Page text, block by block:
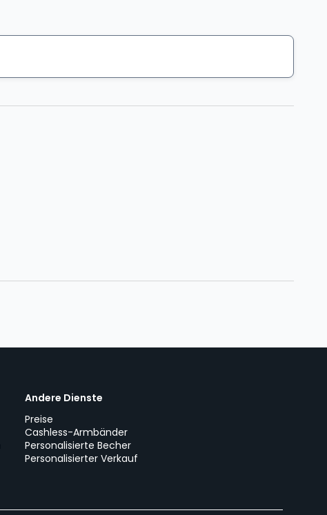
Andere Dienste
Preise
Cashless-Armbänder
Personalisierte Becher
Personalisierter Verkauf